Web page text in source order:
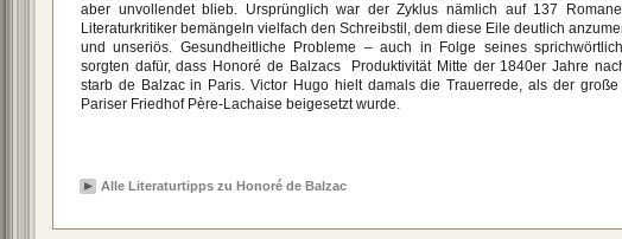
aber unvollendet blieb. Ursprünglich war der Zyklus nämlich auf 137
Literaturkritiker bemängeln vielfach den Schreibstil, dem diese Eile deutlich
und unseriös. Gesundheitliche Probleme – auch in Folge seines
sorgten dafür, dass Honoré de Balzacs Produktivität Mitte der 1840er Jahre
starb de Balzac in Paris. Victor Hugo hielt damals die Trauerrede, als der große
Pariser Friedhof Père-Lachaise beigesetzt wurde.
Alle Literaturtipps zu Honoré de Balzac